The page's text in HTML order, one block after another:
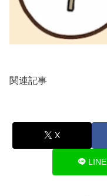
関連記事
X
LINE